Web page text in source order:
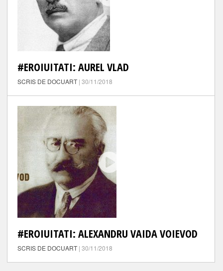
#EROIUITATI: AUREL VLAD
SCRIS DE DOCUART | 30/11/2018
#EROIUITATI: ALEXANDRU VAIDA VOIEVOD
SCRIS DE DOCUART | 30/11/2018